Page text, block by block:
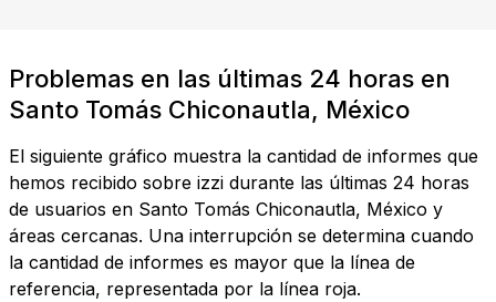
Problemas en las últimas 24 horas en
Santo Tomás Chiconautla, México
El siguiente gráfico muestra la cantidad de informes que
hemos recibido sobre izzi durante las últimas 24 horas
de usuarios en Santo Tomás Chiconautla, México y
áreas cercanas. Una interrupción se determina cuando
la cantidad de informes es mayor que la línea de
referencia, representada por la línea roja.